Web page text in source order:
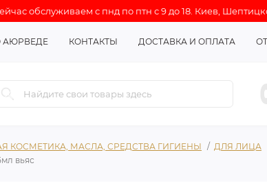
обслуживаем с пнд по птн с 9 до 18. Киев,
АЮРВЕДЕ КОНТАКТЫ ДОСТАВКА И ОПЛАТА
КОСМЕТИКА, МАСЛА, СРЕДСТВА ГИГИЕНЫ
ДЛЯ ЛИЦА
вьяс